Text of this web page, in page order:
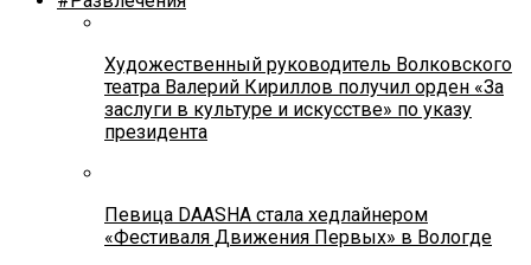
Художественный руководитель Волковского
театра Валерий Кириллов получил орден «За
заслуги в культуре и искусстве» по указу
президента
Певица DAASHA стала хедлайнером
«Фестиваля Движения Первых» в Вологде